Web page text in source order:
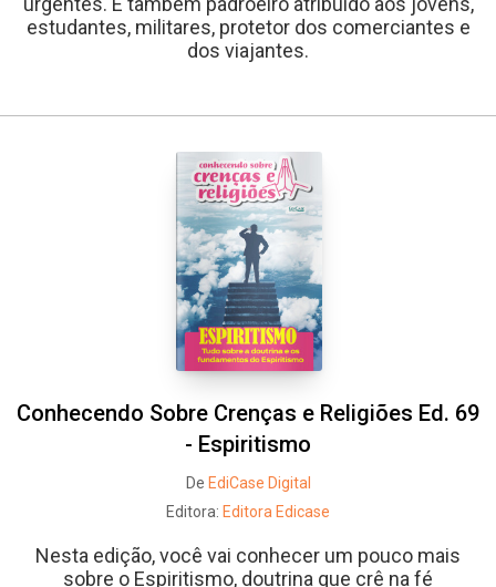
estudantes, militares, protetor dos comerciantes e
dos viajantes.
Conhecendo Sobre Crenças e Religiões Ed. 69
- Espiritismo
De EdiCase Digital
Editora: Editora Edicase
Nesta edição, você vai conhecer um pouco mais
sobre o Espiritismo, doutrina que crê na fé